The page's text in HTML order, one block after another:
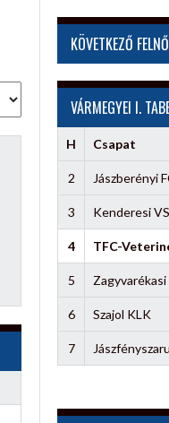
KÖVETKEZŐ
VÁRMEGYEI I.
H Csapat
2 Jászberényi
3 Kenderesi
4 TFC-
5 Zagyvarékasi
6 Szajol KLK
7